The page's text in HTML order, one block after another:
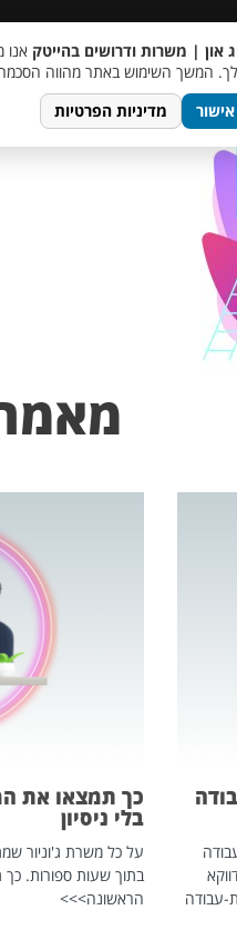
עבודה
כך תמצאו את
בלי ניסיון
על כל משרת ג'וניור
בתוך שעות ספורות. כך
הראשונה>>>
און | משרות ודרושים בהייטק
המשך השימוש באתר מהווה הסכמה
אישור
מדיניות הפרטיות